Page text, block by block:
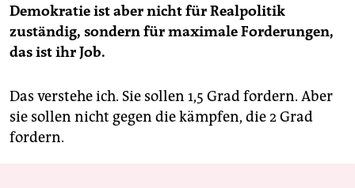
Demokratie ist aber nicht für Realpolitik
zuständig, sondern für maximale Forderungen,
das ist ihr Job.
Das verstehe ich. Sie sollen 1,5 Grad fordern. Aber
sie sollen nicht gegen die kämpfen, die 2 Grad
fordern.